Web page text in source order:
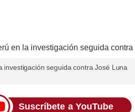
investigación seguida contra José Luna
Suscríbete a YouTube